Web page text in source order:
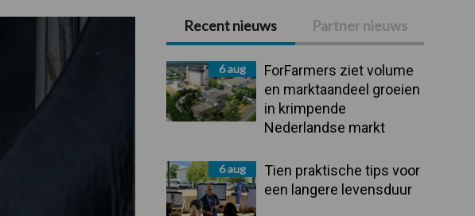
Primaire
Sidebar
Recent nieuws Partner nieuws
6 aug
ForFarmers ziet volume
en marktaandeel groeien
in krimpende
Nederlandse markt
6 aug
Tien praktische tips voor
een langere levensduur